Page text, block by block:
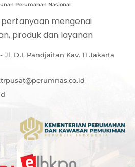
Perumahan Nasional
mengenai
produk dan layanan
Jl. D.I. Pandjaitan Kav. 11 Jakarta